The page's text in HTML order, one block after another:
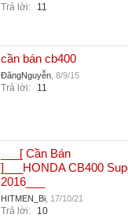
Trả lời: 11
cần bán cb400
ĐăngNguyễn 8/9/15
Trả lời: 11
___[ Cần Bán
]___HONDA CB400
2016___
HITMEN_Bi 17/10/21
Trả lời: 10